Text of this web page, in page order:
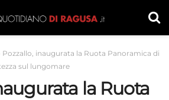
Pozzallo, inaugurata la Ruota Panoramica di
sul lungomare
la Ruota